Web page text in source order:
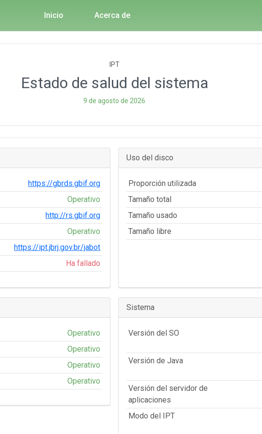
Inicio Acerca de
IPT
Estado de salud del sistema
9 de agosto de 2026
https://gbrds.gbif.org
Operativo
http://rs.gbif.org
Operativo
https://ipt.jbrj.gov.br/jabot
Ha fallado
Uso del disco
Proporción utilizada
Tamaño total
Tamaño usado
Tamaño libre
Operativo
Operativo
Operativo
Operativo
Sistema
Versión del SO
Versión de Java
Versión del servidor de
aplicaciones
Modo del IPT